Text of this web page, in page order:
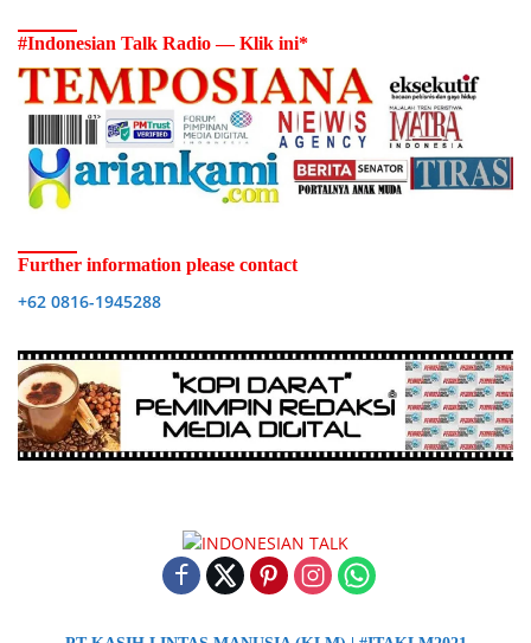
#Indonesian Talk Radio — Klik ini*
Further information please contact
+62 0816-1945288